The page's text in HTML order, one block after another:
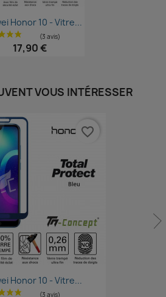
Aperçu rapide
Honor 10 - Vitre...
17,90 €
VOUS INTÉRESSER
Aperçu rapide
Honor 10 - Vitre...
favorite_border